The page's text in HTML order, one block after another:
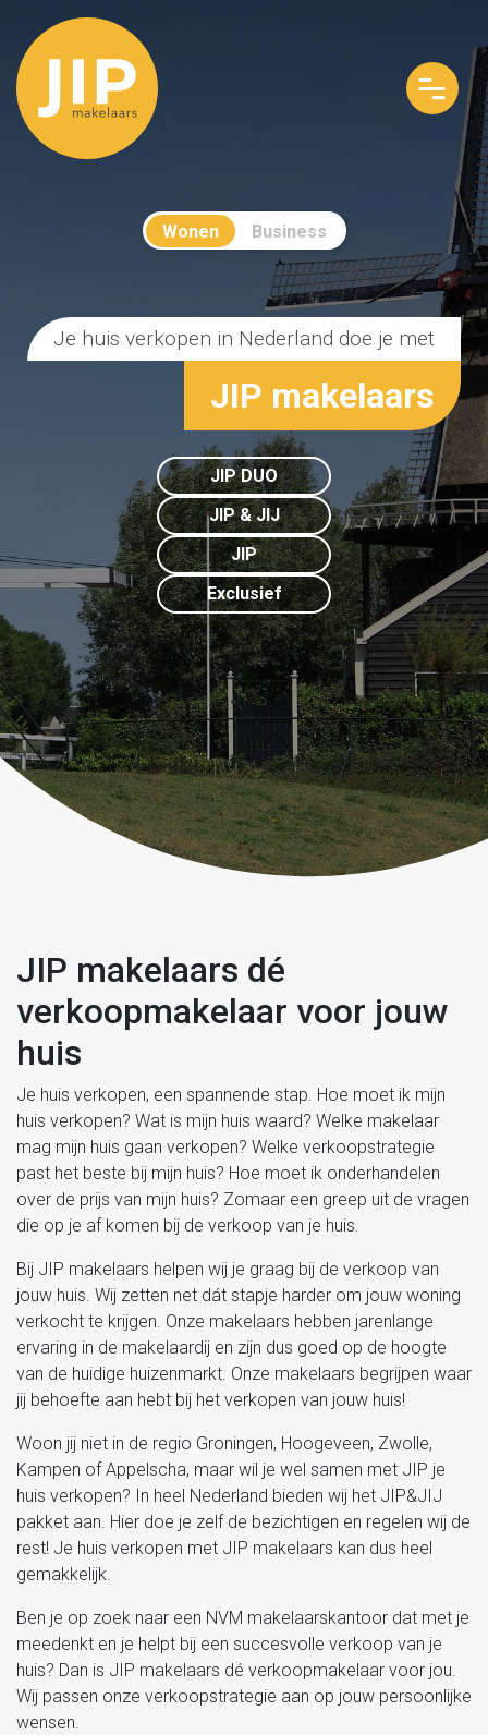
Wonen Business
Je huis verkopen in Nederland doe je met
JIP makelaars
JIP DUO
JIP & JIJ
JIP
Exclusief
JIP makelaars dé
verkoopmakelaar voor jouw
huis
Je huis verkopen, een spannende stap. Hoe moet ik mijn
huis verkopen? Wat is mijn huis waard? Welke makelaar
mag mijn huis gaan verkopen? Welke verkoopstrategie
past het beste bij mijn huis? Hoe moet ik onderhandelen
over de prijs van mijn huis? Zomaar een greep uit de vragen
die op je af komen bij de verkoop van je huis.
Bij JIP makelaars helpen wij je graag bij de verkoop van
jouw huis. Wij zetten net dát stapje harder om jouw woning
verkocht te krijgen. Onze makelaars hebben jarenlange
ervaring in de makelaardij en zijn dus goed op de hoogte
van de huidige huizenmarkt. Onze makelaars begrijpen waar
jij behoefte aan hebt bij het verkopen van jouw huis!
Woon jij niet in de regio Groningen, Hoogeveen, Zwolle,
Kampen of Appelscha, maar wil je wel samen met JIP je
huis verkopen? In heel Nederland bieden wij het JIP&JIJ
pakket aan. Hier doe je zelf de bezichtigen en regelen wij de
rest! Je huis verkopen met JIP makelaars kan dus heel
gemakkelijk.
Ben je op zoek naar een NVM makelaarskantoor dat met je
meedenkt en je helpt bij een succesvolle verkoop van je
huis? Dan is JIP makelaars dé verkoopmakelaar voor jou.
Wij passen onze verkoopstrategie aan op jouw persoonlijke
wensen.